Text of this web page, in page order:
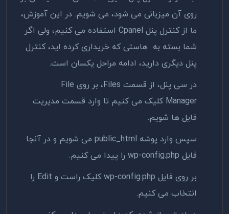
روی آن میزبانی می شود، می شویم. در این آموزش،
ما از کنترل پنل Cpanel استفاده می کنیم، ولی اگر
شما بسته به هاستی که خریداری کرده اید، کنترل
پنل دیگری دارید، ادامه مراحل یکسان است.
در سی پنل، از قسمت Files، بر روی File
Manager کلیک می کنیم تا وارد قسمت مدیریت
فایل ها شویم.
سپس وارد پوشه public_html می شویم و در آنجا
فایل wp-config.php را پیدا می کنیم.
بر روی فایل wp-config.php کلیک راست و Edit را
انتخاب می کنیم.